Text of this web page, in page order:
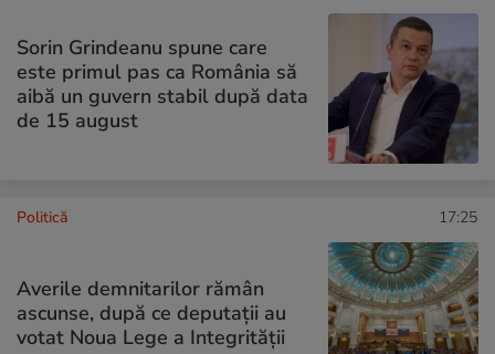
Sorin Grindeanu spune care
este primul pas ca România să
aibă un guvern stabil după data
de 15 august
Politică 17:25
Averile demnitarilor rămân
ascunse, după ce deputații au
votat Noua Lege a Integrității